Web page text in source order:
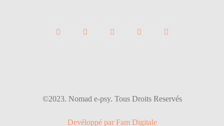
©2023. Nomad e-psy. Tous Droits Reservés
Devéloppé par Fam Digitale